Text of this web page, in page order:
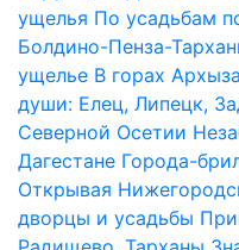
ущелья По усадьбам
Болдино-Пенза-
ущелье В горах
души: Елец, Липецк,
Северной Осетии
Дагестане Города-
Открывая
дворцы и усадьбы